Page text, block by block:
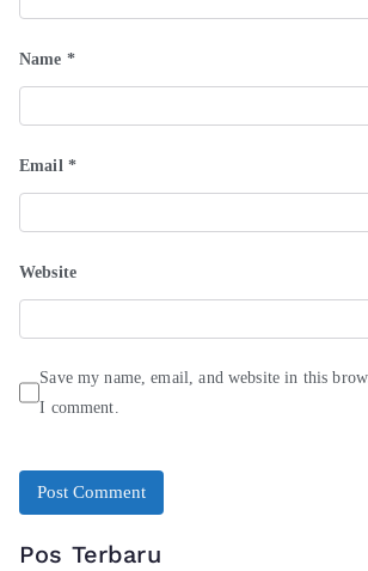
Name *
Email *
Website
Save my name, email, and website in this
I comment.
Pos Terbaru